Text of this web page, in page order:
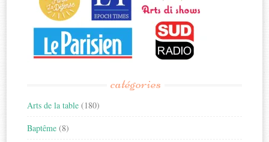
catégories
Arts de la table (180)
Baptême (8)